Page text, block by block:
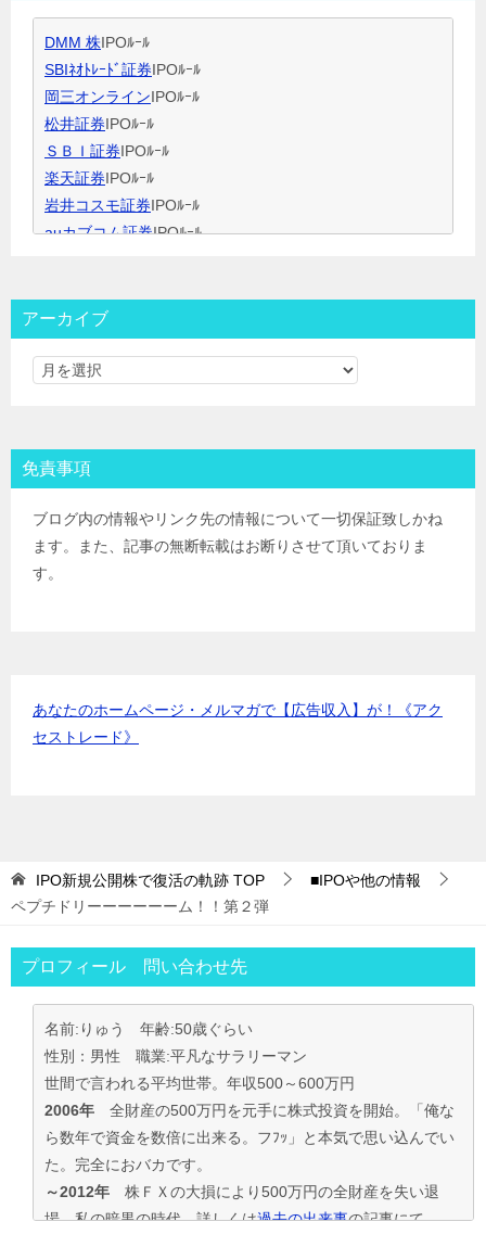
DMM 株IPOﾙｰﾙ
SBIﾈｵﾄﾚｰﾄﾞ証券IPOﾙｰﾙ
岡三オンラインIPOﾙｰﾙ
松井証券IPOﾙｰﾙ
ＳＢＩ証券IPOﾙｰﾙ
楽天証券IPOﾙｰﾙ
岩井コスモ証券IPOﾙｰﾙ
auカブコム証券IPOﾙｰﾙ
三菱ＵＦＪ証券
みずほ証券IPOﾙｰﾙ
ＳＭＢＣ日興証券
岡三証券IPOﾙｰﾙ
ＧＭＯクリック証券
アイザワ証券IPOﾙｰﾙ
むさし証券
IPOﾙｰﾙ
マネックス証券
アーカイブ
免責事項
ブログ内の情報やリンク先の情報について一切保証致しかね
ます。また、記事の無断転載はお断りさせて頂いておりま
す。
あなたのホームページ・メルマガで【広告収入】が！《アク
セストレード》
IPO新規公開株で復活の軌跡 TOP
■IPOや他の情報
ペプチドリーーーーーーム！！第２弾
プロフィール 問い合わせ先
名前:りゅう 年齢:50歳ぐらい
性別：男性 職業:平凡なサラリーマン
世間で言われる平均世帯。年収500～600万円
2006年 全財産の500万円を元手に株式投資を開始。「俺な
ら数年で資金を数倍に出来る。フﾌｯ」と本気で思い込んでい
た。完全におバカです。
～2012年 株ＦＸの大損により500万円の全財産を失い退
場。私の暗黒の時代。詳しくは過去の出来事の記事にて